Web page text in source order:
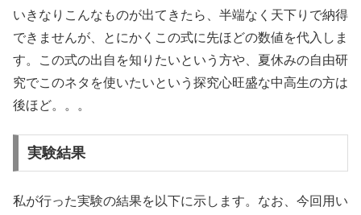
いきなりこんなものが出てきたら、半端なく天下りで納得
できませんが、とにかくこの式に先ほどの数値を代入しま
す。この式の出自を知りたいという方や、夏休みの自由研
究でこのネタを使いたいという探究心旺盛な中高生の方は
後ほど。。。
実験結果
私が行った実験の結果を以下に示します。なお、今回用い